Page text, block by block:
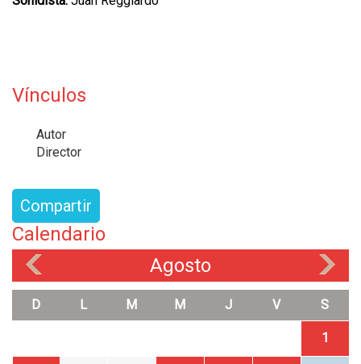
Vínculos
Autor
Director
Compartir
Calendario
Agosto
D L M M J V S
1